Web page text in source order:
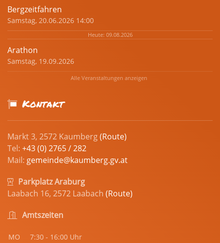
Bergzeitfahren
Samstag, 20.06.2026 14:00
Heute: 09.08.2026
Arathon
Samstag, 19.09.2026
Alle Veranstaltungen anzeigen
Kontakt
Markt 3, 2572 Kaumberg(Route)
Tel: +43 (0) 2765 / 282
Mail: gemeinde@kaumberg.gv.at
Parkplatz Araburg
Laabach 16, 2572 Laabach (Route)
Amtszeiten
MO 7:30 - 16:00 Uhr